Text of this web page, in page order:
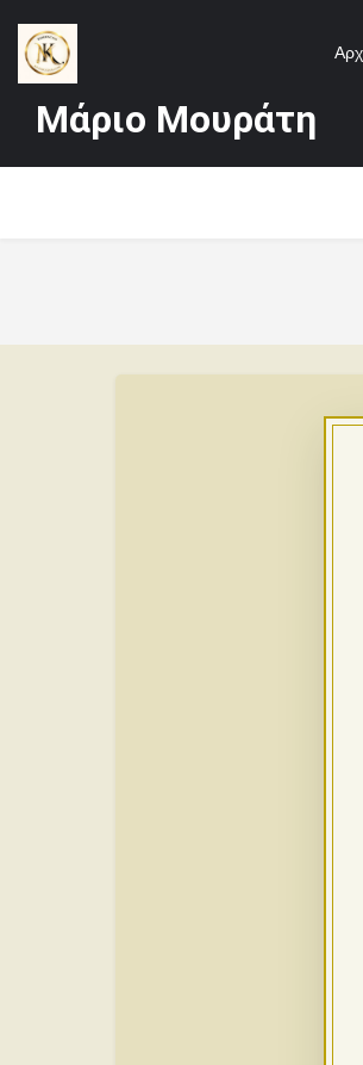
Μάριο Μουράτη